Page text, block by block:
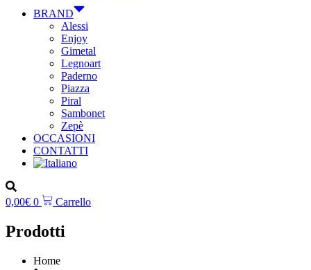
BRAND
Alessi
Enjoy
Gimetal
Legnoart
Paderno
Piazza
Piral
Sambonet
Zepè
OCCASIONI
CONTATTI
0,00€ 0 Carrello
Prodotti
Home